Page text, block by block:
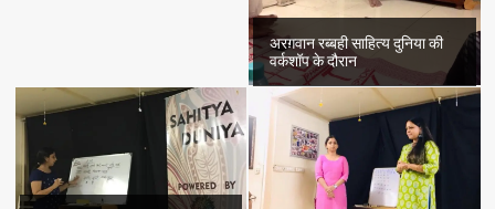
अरग़वान रब्बही साहित्य दुनिया की
वर्कशॉप के दौरान